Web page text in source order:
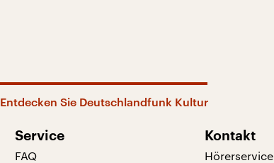
Entdecken Sie Deutschlandfunk Kultur
Service
FAQ
Kontakt
Hörerservice